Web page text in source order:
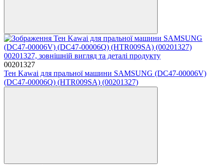
00201327
Тен Kawai для пральної машини SAMSUNG (DC47-00006V)
(DC47-00006Q) (HTR009SA) (00201327)